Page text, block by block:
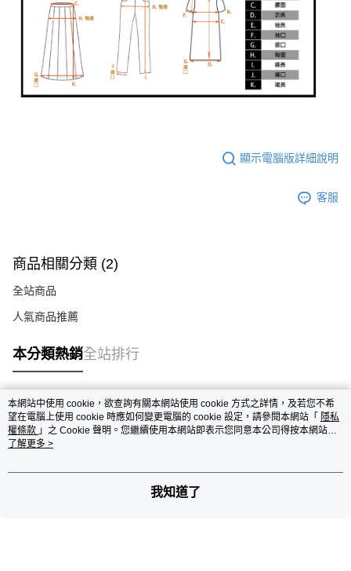
顯示電腦版詳細說明
客服
商品相關分類 (2)
全站商品
人氣商品推薦
本分類熱銷全站排行
熱門標籤
本網站中使用 cookie，欲查詢有關本網站使用 cookie 方式之詳情，及若您不希
望在電腦上使用 cookie 時應如何變更電腦的 cookie 設定，請參閱本網站「 隱私
權條款 」之 Cookie 聲明。您繼續使用本網站即表示您同意本公司得按本網站使
用條款之 Cookie 聲明使用 cookie。
了解更多 >
我知道了